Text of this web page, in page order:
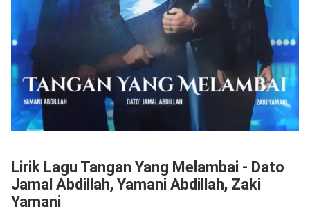
Lirik Lagu Tangan Yang Melambai - Dato
Jamal Abdillah, Yamani Abdillah, Zaki
Yamani